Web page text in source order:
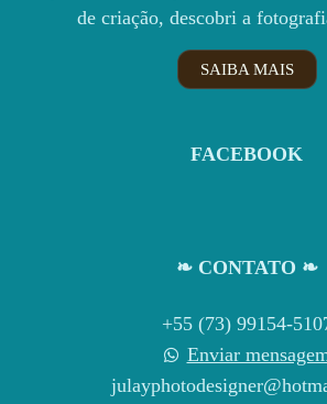
de criação, descobri a
SAIBA MAIS
FACEBOOK
❧ CONTATO ❧
+55 (73) 99154-
Enviar